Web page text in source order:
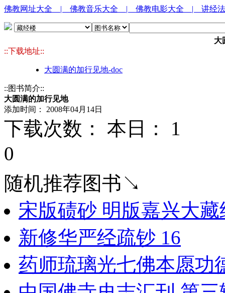
佛教网址大全 | 佛教音乐大全 | 佛教电影大全 | 讲经
大
::下载地址::
大圆满的加行见地-doc
::图书简介::
大圆满的加行见地
添加时间： 2008年04月14日
下载次数： 本日： 1
0
随机推荐图书↘
宋版碛砂 明版嘉兴大藏
新修华严经疏钞 16
药师琉璃光七佛本愿功